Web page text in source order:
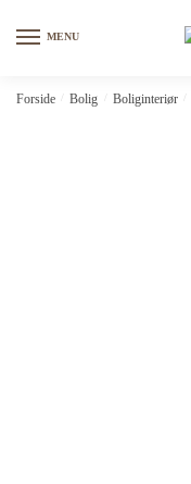
MENU
Forside Bolig Boliginteriør